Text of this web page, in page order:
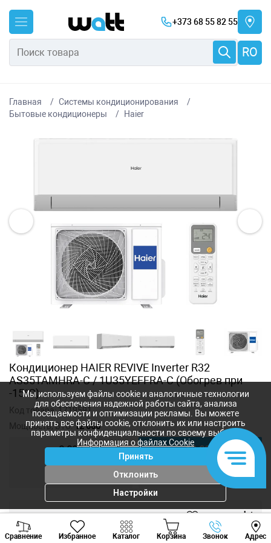
+373 68 55 82 55
RO
Главная
Системы кондиционирования
Бытовые кондиционеры
Haier
Кондиционер HAIER REVIVE Inverter R32
AS35TAMHRA-C / 1U35YEFFRA-C (Обогрев при
-15°C)
Код товара:1719591
Мощность, BTU:12 000
9 000 12 000
24 000
8 280
6 200 лей +
Сравнение Избранное Каталог Корзина Звонок Адрес
Viber Whatsapp
Мы используем файлы cookie и аналогичные технологии
для обеспечения надежной работы сайта, анализа
посещаемости и оптимизации рекламы. Вы можете
принять все файлы cookie, отклонить их или настроить
параметры конфиденциальности по своему выбору.
Информация о файлах Cookie
Принять
Отклонить
Настройки